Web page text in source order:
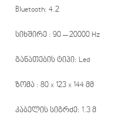
Bluetooth: 4.2
სიხშირე : 90 – 20000 Hz
განათების ტიპი: Led
ზომა : 80 x 123 x 144 მმ
კაბელის სიგრძე: 1.3 მ